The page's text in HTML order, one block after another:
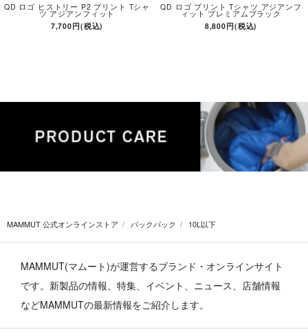
QD ロゴ ヒストリー P2 プリント Tシャ
ツ アジアンフィット
7,700円(税込)
QD ロゴ プリント Tシャツ アジアンフ
ィット プレミアムブラック
8,800円(税込)
MAMMUT 公式オンラインストア バックパック 10L以下
MAMMUT(マムート)が運営するブランド・オンラインサイト
です。 新製品の情報、特集、イベント、ニュース、店舗情報
などMAMMUTの最新情報をご紹介します。